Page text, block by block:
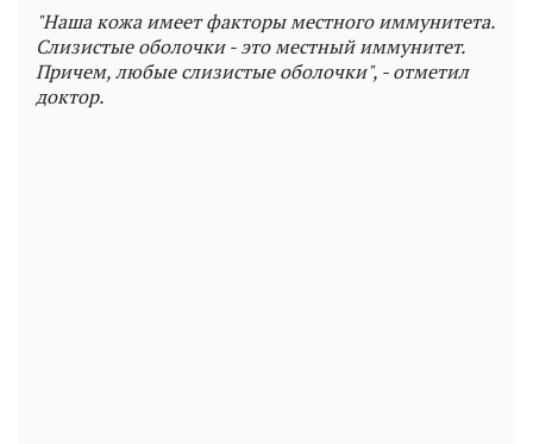
"Наша кожа имеет факторы местного иммунитета.
Слизистые оболочки - это местный иммунитет.
Причем, любые слизистые оболочки", - отметил
доктор.